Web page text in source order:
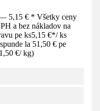
5,15 € * Všetky ceny
a bez nákladov na
pe ks5,15 €*/ ks
la 51,50 € pe
€/ kg)